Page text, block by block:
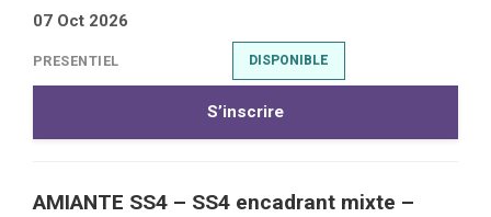
07 Oct 2026
PRESENTIEL DISPONIBLE
S’inscrire
AMIANTE SS4 – SS4 encadrant mixte –